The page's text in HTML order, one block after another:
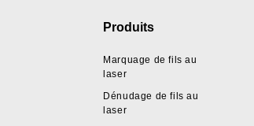
Produits
Marquage de fils au
laser
Dénudage de fils au
laser